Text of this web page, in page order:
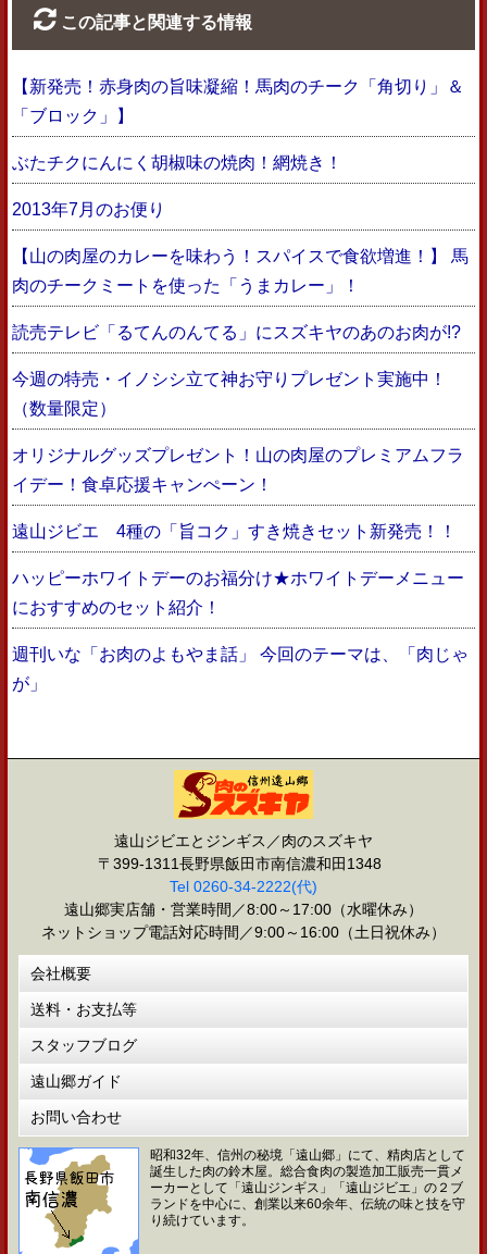
この記事と関連する情報
【新発売！赤身肉の旨味凝縮！馬肉のチーク「角切り」＆
「ブロック」】
ぶたチクにんにく胡椒味の焼肉！網焼き！
2013年7月のお便り
【山の肉屋のカレーを味わう！スパイスで食欲増進！】 馬
肉のチークミートを使った「うまカレー」！
読売テレビ「るてんのんてる」にスズキヤのあのお肉が!?
今週の特売・イノシシ立て神お守りプレゼント実施中！
（数量限定）
オリジナルグッズプレゼント！山の肉屋のプレミアムフラ
イデー！食卓応援キャンぺーン！
遠山ジビエ 4種の「旨コク」すき焼きセット新発売！！
ハッピーホワイトデーのお福分け★ホワイトデーメニュー
におすすめのセット紹介！
週刊いな「お肉のよもやま話」 今回のテーマは、「肉じゃ
が」
遠山ジビエとジンギス／肉のスズキヤ
〒399-1311長野県飯田市南信濃和田1348
Tel 0260-34-2222(代)
遠山郷実店舗・営業時間／8:00～17:00（水曜休み）
ネットショップ電話対応時間／9:00～16:00（土日祝休み）
会社概要
送料・お支払等
スタッフブログ
遠山郷ガイド
お問い合わせ
昭和32年、信州の秘境「遠山郷」にて、精肉店として
誕生した肉の鈴木屋。総合食肉の製造加工販売一貫メ
ーカーとして「遠山ジンギス」「遠山ジビエ」の２ブ
ランドを中心に、創業以来60余年、伝統の味と技を守
り続けています。